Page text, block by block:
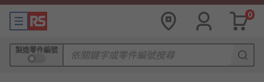
0
製造零件編號